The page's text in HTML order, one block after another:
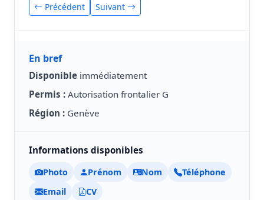
Précédent Suivant
En bref
Disponible immédiatement
Permis : Autorisation frontalier G
Région : Genève
Informations disponibles
Photo Prénom Nom
Téléphone
Email
CV